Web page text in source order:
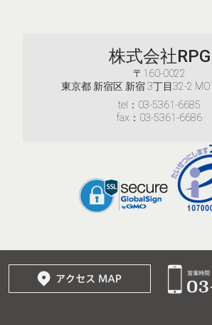
株式会社RPG
〒160-0022
東京都 新宿区 新宿 3丁目32-2
tel：03-5361-6685
fax：03-5361-6686
© 2017–2026 株式会社RPG